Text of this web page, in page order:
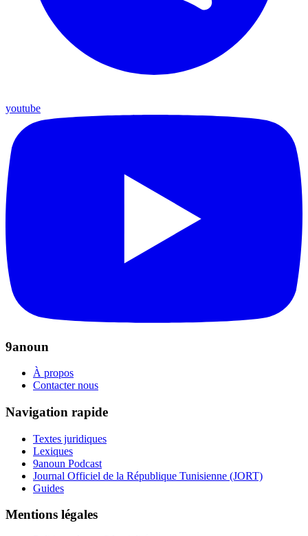
youtube
9anoun
À propos
Contacter nous
Navigation rapide
Textes juridiques
Lexiques
9anoun Podcast
Journal Officiel de la République Tunisienne (JORT)
Guides
Mentions légales